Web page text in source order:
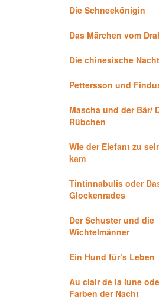
Die Schneekönigin
Das Märchen vom
Die chinesische
Pettersson und
Mascha und der Bär/
Rübchen
Wie der Elefant zu
kam
Tintinnabulis oder
Glockenrades
Der Schuster und die
Wichtelmänner
Ein Hund für’s Leben
Au clair de la lune
Farben der Nacht